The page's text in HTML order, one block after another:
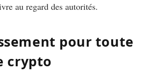
au regard des autorités.
pour toute
crypto